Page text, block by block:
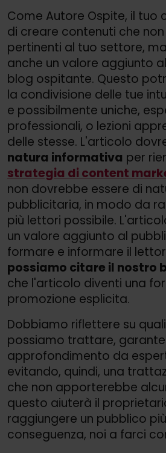
Come Autore Ospite, il tuo
di creare contenuti che
pertinenti al tuo settore,
anche un valore aggiunto
blog ospitante. Questo
la condivisione delle tue
e possibilmente uniche,
professionali, o lezioni
delle stesse. L'articolo
natura informativa per
strategia di content
non dovrebbe essere di
pubblicitaria, in modo da
più lettori possibile.
un valore aggiunto al
formare e informare il
possiamo citare il nostro
che l'articolo diventi una
promozione esplicita.
Dobbiamo riflettere su
possiamo trattare,
approfondimento da
evitando, quindi, una
che non apporterebbe
questo aiuterà il
raggiungere un pubblico
conseguenza, noi a farci